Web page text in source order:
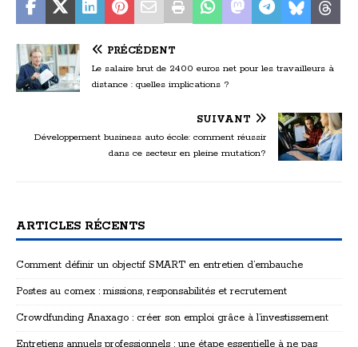
PRÉCÉDENT
Le salaire brut de 2400 euros net pour les travailleurs à
distance : quelles implications ?
SUIVANT
Développement business auto école: comment réussir
dans ce secteur en pleine mutation?
ARTICLES RÉCENTS
Comment définir un objectif SMART en entretien d’embauche
Postes au comex : missions, responsabilités et recrutement
Crowdfunding Anaxago : créer son emploi grâce à l’investissement
Entretiens annuels professionnels : une étape essentielle à ne pas